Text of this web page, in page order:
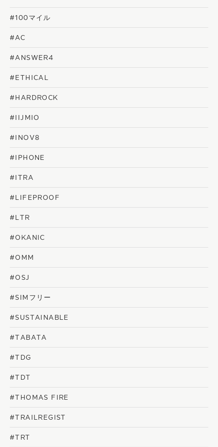
#100マイル
#AC
#ANSWER4
#ETHICAL
#HARDROCK
#IIJMIO
#INOV8
#IPHONE
#ITRA
#LIFEPROOF
#LTR
#OKANIC
#OMM
#OSJ
#SIMフリー
#SUSTAINABLE
#TABATA
#TDG
#TDT
#THOMAS FIRE
#TRAILREGIST
#TRT